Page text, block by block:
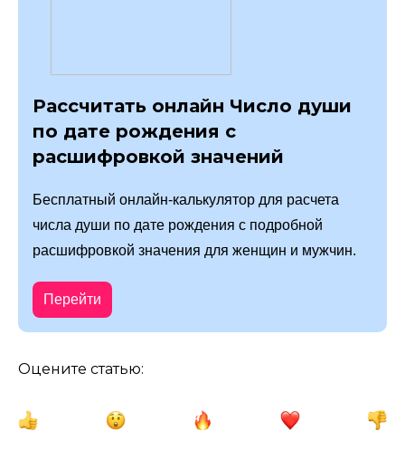
Рассчитать онлайн Число души
по дате рождения с
расшифровкой значений
Бесплатный онлайн-калькулятор для расчета
числа души по дате рождения с подробной
расшифровкой значения для женщин и мужчин.
Перейти
Оцените статью: